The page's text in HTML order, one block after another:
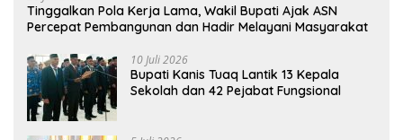
Tinggalkan Pola Kerja Lama, Wakil Bupati Ajak ASN
Percepat Pembangunan dan Hadir Melayani Masyarakat
10 Juli 2026
Bupati Kanis Tuaq Lantik 13 Kepala
Sekolah dan 42 Pejabat Fungsional